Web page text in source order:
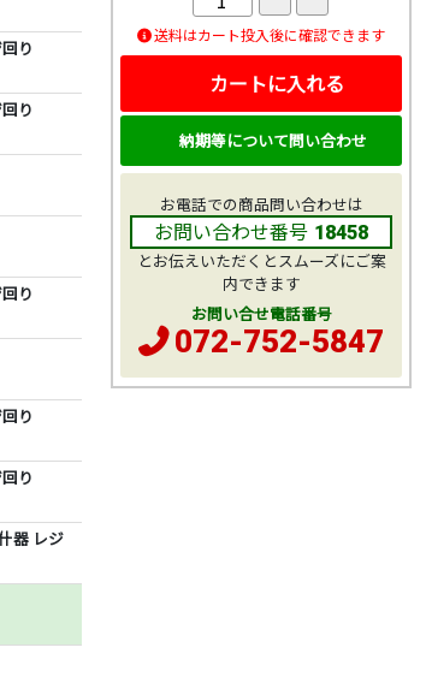
り
り
り
り
り
器 レジ
送料はカート投入後に確認できます
カートに入れる
納期等について問い合わせ
お電話での商品問い合わせは
お問い合わせ番号 18458
とお伝えいただくとスムーズにご案
内できます
お問い合せ電話番号
072-752-5847